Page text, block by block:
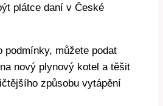
plátce daní v České
podmínky, můžete podat
nový plynový kotel a těšit
způsobu vytápění